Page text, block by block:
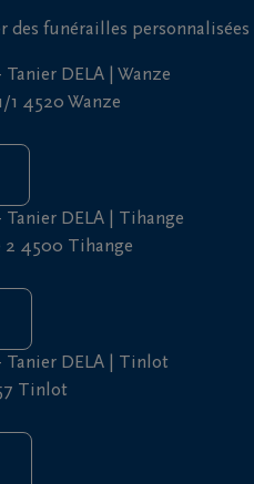
des funérailles
DELA | Wanze
1 4520 Wanze
DELA | Tihange
2 4500 Tihange
Tanier DELA | Tinlot
Tinlot